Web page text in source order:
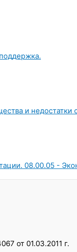
и недостатки
08.00.05 -
от 01.03.2011 г.